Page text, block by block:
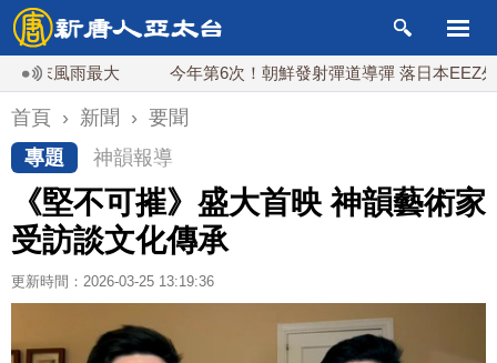
雨最大 今年第6次！朝鮮發射彈道導彈 落日本EEZ外
首頁 › 新聞 › 要聞
專題
神韻報導
《堅不可摧》盛大首映 神韻藝術家
受訪談文化傳承
更新時間：2026-03-25 13:19:36